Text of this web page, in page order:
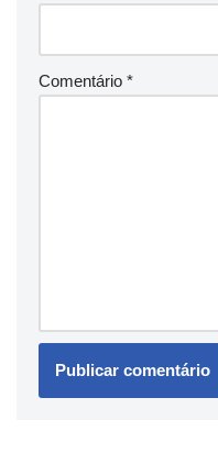
Comentário *